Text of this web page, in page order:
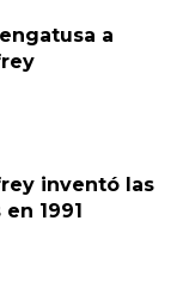
a
inventó las
1991